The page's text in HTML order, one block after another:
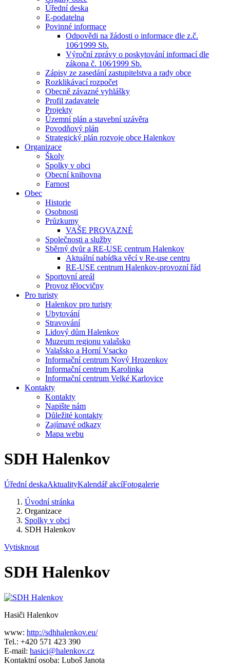
Úřední deska
E-podatelna
Povinné informace
Odpovědi na žádosti o informace dle z.č.
106⁄1999 Sb.
Výroční zprávy o poskytování informací dle
zákona č. 106⁄1999 Sb.
Zápisy ze zasedání zastupitelstva a rady obce
Rozklikávací rozpočet
Obecně závazné vyhlášky
Profil zadavatele
Projekty
Územní plán a stavební uzávěra
Povodňový plán
Strategický plán rozvoje obce Halenkov
Organizace
Školy
Spolky v obci
Obecní knihovna
Farnost
Obec
Historie
Osobnosti
Průzkumy
VAŠE PROVAZNÉ
Společnosti a služby
Sběrný dvůr a RE-USE centrum Halenkov
Aktuální nabídka věcí v Re-use centru
RE-USE centrum Halenkov-provozní řád
Sportovní areál
Provoz tělocvičny
Pro turisty
Halenkov pro turisty
Ubytování
Stravování
Lidový dům Halenkov
Muzeum regionu valašsko
Valašsko a Horní Vsacko
Informační centrum Nový Hrozenkov
Informační centrum Karolinka
Informační centrum Velké Karlovice
Kontakty
Kontakty
Napište nám
Důležité kontakty
Zajímavé odkazy
Mapa webu
SDH Halenkov
Úřední deskaAktualityKalendář akcíFotogalerie
Úvodní stránka
Organizace
Spolky v obci
SDH Halenkov
Vytisknout
SDH Halenkov
Hasiči Halenkov
www: http://sdhhalenkov.eu/
Tel.: +420 571 423 390
E-mail: hasici@halenkov.cz
Kontaktní osoba: Luboš Janota